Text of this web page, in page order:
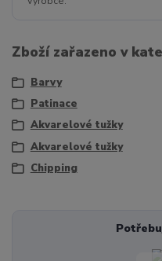
Zboží zařazeno v
Barvy
Patinace
Akvarelové tužky
Akvarelové tužky
Chipping